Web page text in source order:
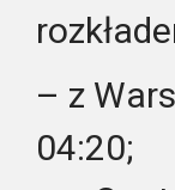
– z
04:20;